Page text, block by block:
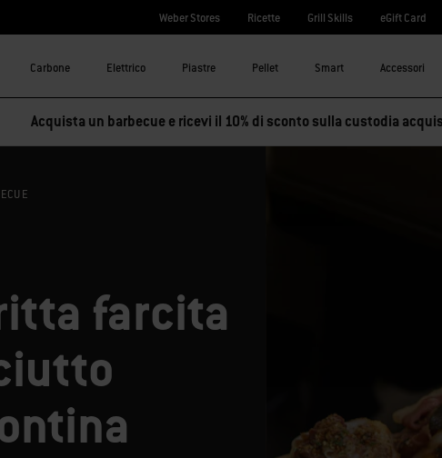
Weber Stores Ricette Grill Skills eGift Card
Carbone Elettrico Piastre Pellet Smart Accessori
Acquista un barbecue e ricevi il 10% di sconto sulla custodia
farcita